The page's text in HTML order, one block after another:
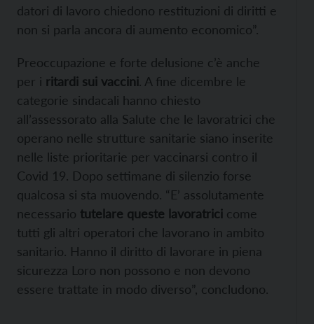
datori di lavoro chiedono restituzioni di diritti e
non si parla ancora di aumento economico”.
Preoccupazione e forte delusione c’è anche
per i ritardi sui vaccini. A fine dicembre le
categorie sindacali hanno chiesto
all’assessorato alla Salute che le lavoratrici che
operano nelle strutture sanitarie siano inserite
nelle liste prioritarie per vaccinarsi contro il
Covid 19. Dopo settimane di silenzio forse
qualcosa si sta muovendo. “E’ assolutamente
necessario tutelare queste lavoratrici come
tutti gli altri operatori che lavorano in ambito
sanitario. Hanno il diritto di lavorare in piena
sicurezza Loro non possono e non devono
essere trattate in modo diverso”, concludono.